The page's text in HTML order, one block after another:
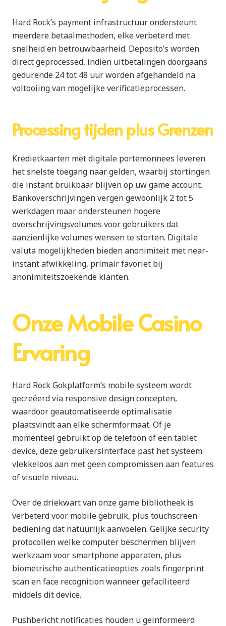
Hard Rock’s payment infrastructuur ondersteunt
meerdere betaalmethoden, elke verbeterd met
snelheid en betrouwbaarheid. Deposito’s worden
direct geprocessed, indien uitbetalingen doorgaans
gedurende 24 tot 48 uur worden afgehandeld na
voltooiing van mogelijke verificatieprocessen.
Processing tijden plus Grenzen
Kredietkaarten met digitale portemonnees leveren
het snelste toegang naar gelden, waarbij stortingen
die instant bruikbaar blijven op uw game account.
Bankoverschrijvingen vergen gewoonlijk 2 tot 5
werkdagen maar ondersteunen hogere
overschrijvingsvolumes voor gebruikers dat
aanzienlijke volumes wensen te storten. Digitale
valuta mogelijkheden bieden anonimiteit met near-
instant afwikkeling, primair favoriet bij
anonimiteitszoekende klanten.
Onze Mobile Casino
Ervaring
Hard Rock Gokplatform’s mobile systeem wordt
gecreëerd via responsive design concepten,
waardoor geautomatiseerde optimalisatie
plaatsvindt aan elke schermformaat. Of je
momenteel gebruikt op de telefoon of een tablet
device, deze gebruikersinterface past het systeem
vlekkeloos aan met geen compromissen aan features
of visuele niveau.
Over de driekwart van onze game bibliotheek is
verbeterd voor mobile gebruik, plus touchscreen
bediening dat natuurlijk aanvoelen. Gelijke security
protocollen welke computer beschermen blijven
werkzaam voor smartphone apparaten, plus
biometrische authenticatieopties zoals fingerprint
scan en face recognition wanneer gefaciliteerd
middels dit device.
Pushbericht notificaties houden u geïnformeerd